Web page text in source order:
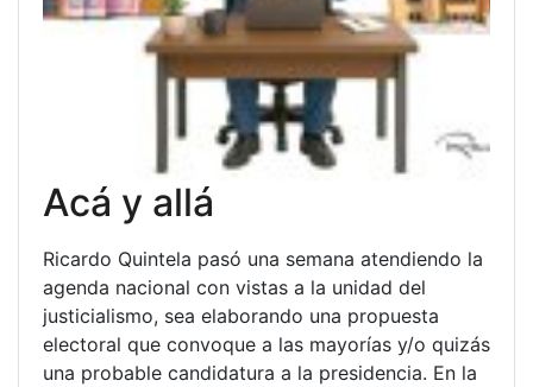
Acá y allá
Ricardo Quintela pasó una semana atendiendo la
agenda nacional con vistas a la unidad del
justicialismo, sea elaborando una propuesta
electoral que convoque a las mayorías y/o quizás
una probable candidatura a la presidencia. En la